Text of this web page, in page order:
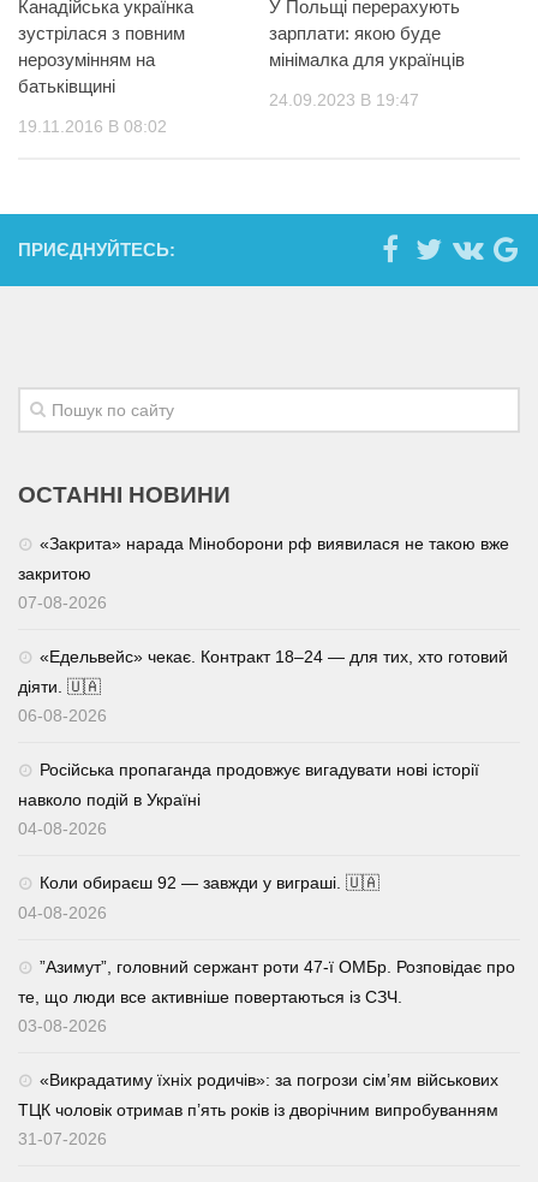
Канадійська українка
зустрілася з повним
нерозумінням на
батьківщині
19.11.2016 В 08:02
У Польщі перерахують
зарплати: якою буде
мінімалка для українців
24.09.2023 В 19:47
ПРИЄДНУЙТЕСЬ:
ОСТАННІ НОВИНИ
«Закрита» нарада Міноборони рф виявилася не такою вже
закритою
07-08-2026
«Едельвейс» чекає. Контракт 18–24 — для тих, хто готовий
діяти. 🇺🇦
06-08-2026
Російська пропаганда продовжує вигадувати нові історії
навколо подій в Україні
04-08-2026
Коли обираєш 92 — завжди у виграші. 🇺🇦
04-08-2026
⁨”Азимут”, головний сержант роти 47-ї ОМБр. Розповідає про
те, що люди все активніше повертаються із СЗЧ.
03-08-2026
«Викрадатиму їхніх родичів»: за погрози сім’ям військових
ТЦК чоловік отримав п’ять років із дворічним випробуванням
31-07-2026